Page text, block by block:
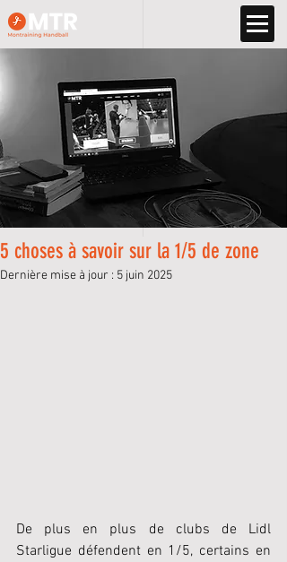
5 choses à savoir sur la 1/5 de zone
Dernière mise à jour : 5 juin 2025
De plus en plus de clubs de Lidl
Starligue défendent en 1/5, certains en